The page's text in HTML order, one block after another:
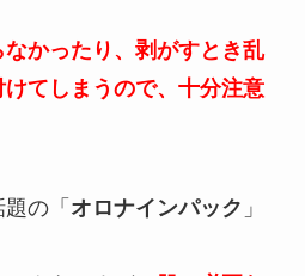
かったり、剥がすとき乱
てしまうので、十分注意
の「 オロナインパック 」